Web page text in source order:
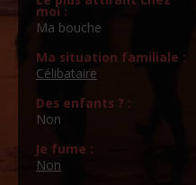
moi :
Ma bouche
Ma situation familiale :
Célibataire
Des enfants ? :
Non
Je fume :
Non